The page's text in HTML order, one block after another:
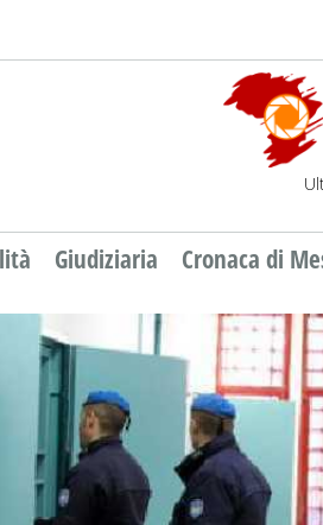
Giudiziaria Cronaca di